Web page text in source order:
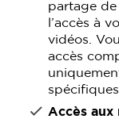
partage
l’accès à
vidéos.
accès
Accès